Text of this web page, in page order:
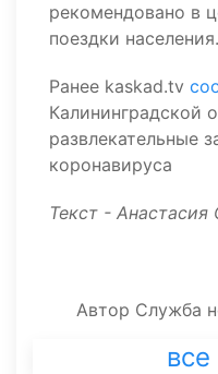
рекомендовано в
поездки населения.
Ранее kaskad.tv
Калининградской
развлекательные
коронавируса
Текст - Анастасия
Автор Служба
все